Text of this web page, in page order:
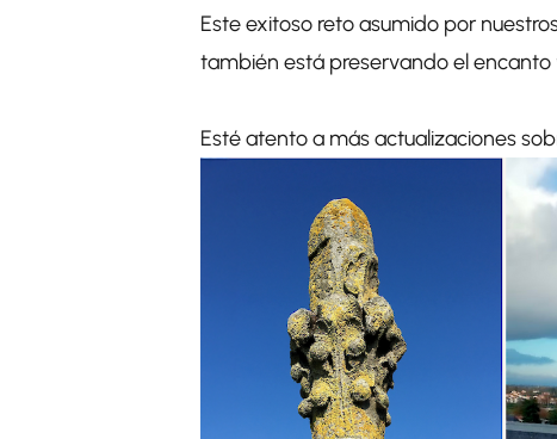
Este exitoso reto asumido por
también está preservando el
Esté atento a más actualizaciones